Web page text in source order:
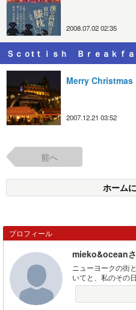
2008.07.02 02:35
Ｓｃｏtｔｉｓｈ Ｂｒｅａｋｆ
Merry Christmas
2007.12.21 03:52
前へ
ホーム
プロフィール
mieko&ocean
ニューヨークの街
いてと、私のその